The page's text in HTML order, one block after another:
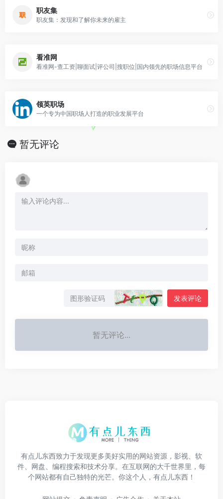
职友集
职友集：发现和了解你未来的雇主
看准网
看准网-查工资|聊面试|评公司|搜职位|国内领先的职场信息平台
领英职场
一个专为中国职场人打造的职业发展平台
暂无评论
发表评论
暂无评论...
有点儿东西致力于发现更多美好实用的网站资源，影视、软
件、网盘、编程搜索和技术分享。在互联网的大千世界里，每
个网站都有自己独特的光芒。你这个人，有点儿东西！